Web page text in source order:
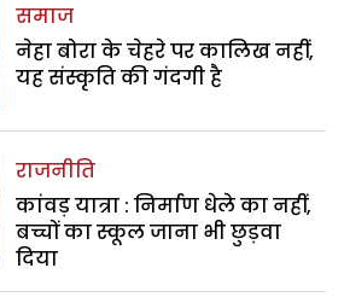
समाज
नेहा बोरा के चेहरे पर कालिख नहीं,
यह संस्कृति की गंदगी है
राजनीति
कांवड़ यात्रा : निर्माण धेले का नहीं,
बच्चों का स्कूल जाना भी छुड़वा
दिया